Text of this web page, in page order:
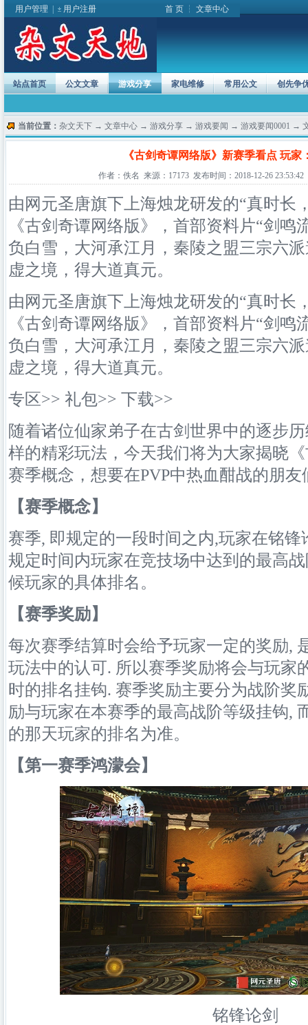
用户管理 用户注册 首 页 ┆ 文章中心
站点首页 公文文章 游戏分享 家电维修 常用公文 创先争
当前位置： 杂文天下 → 文章中心 → 游戏分享 → 游戏要闻 → 游戏要闻0001 →
《古剑奇谭网络版》新赛季看点 玩家
作者：佚名 来源：17173 发布时间：2018-12-26 23:53:42
由网元圣唐旗下上海烛龙研发的“真时长
《古剑奇谭网络版》，首部资料片“剑鸣
负白雪，大河承江月，秦陵之盟三宗六
虚之境，得大道真元。
由网元圣唐旗下上海烛龙研发的“真时长
《古剑奇谭网络版》，首部资料片“剑鸣
负白雪，大河承江月，秦陵之盟三宗六
虚之境，得大道真元。
专区>> 礼包>> 下载>>
随着诸位仙家弟子在古剑世界中的逐步
样的精彩玩法，今天我们将为大家揭晓
赛季概念，想要在PVP中热血酣战的朋
【赛季概念】
赛季, 即规定的一段时间之内,玩家在铭
规定时间内玩家在竞技场中达到的最高
候玩家的具体排名。
【赛季奖励】
每次赛季结算时会给予玩家一定的奖励,
玩法中的认可. 所以赛季奖励将会与玩家
时的排名挂钩. 赛季奖励主要分为战阶奖
励与玩家在本赛季的最高战阶等级挂钩,
的那天玩家的排名为准。
【第一赛季鸿濛会】
铭锋论剑